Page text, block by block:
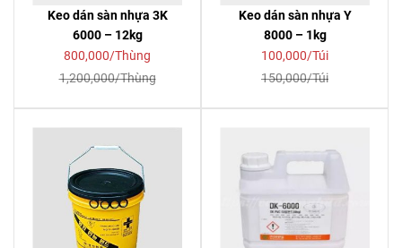
Keo dán sàn nhựa 3K
6000 – 12kg
800,000/Thùng
1,200,000/Thùng
Keo dán sàn nhựa Y
8000 – 1kg
100,000/Túi
150,000/Túi